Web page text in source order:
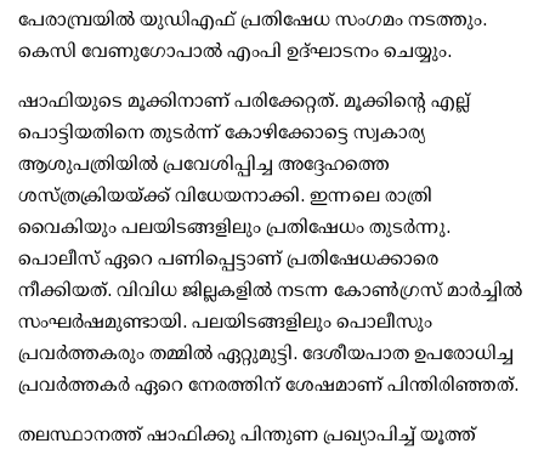
പേരാമ്പ്രയില്‍ യുഡിഎഫ് പ്രതിഷേധ സംഗമം നടത്തും.
കെസി വേണുഗോപാല്‍ എംപി ഉദ്ഘാടനം ചെയ്യും.
ഷാഫിയുടെ മൂക്കിനാണ് പരിക്കേറ്റത്. മൂക്കിന്റെ എല്ല്
പൊട്ടിയതിനെ തുടര്‍ന്ന് കോഴിക്കോട്ടെ സ്വകാര്യ
ആശുപത്രിയില്‍ പ്രവേശിപ്പിച്ച അദ്ദേഹത്തെ
ശസ്ത്രക്രിയയ്ക്ക് വിധേയനാക്കി. ഇന്നലെ രാത്രി
വൈകിയും പലയിടങ്ങളിലും പ്രതിഷേധം തുടര്‍ന്നു.
പൊലീസ് ഏറെ പണിപ്പെട്ടാണ് പ്രതിഷേധക്കാരെ
നീക്കിയത്. വിവിധ ജില്ലകളില്‍ നടന്ന കോണ്‍ഗ്രസ് മാര്‍ച്ചില്‍
സംഘര്‍ഷമുണ്ടായി. പലയിടങ്ങളിലും പൊലീസും
പ്രവര്‍ത്തകരും തമ്മില്‍ ഏറ്റുമുട്ടി. ദേശീയപാത ഉപരോധിച്ച
പ്രവര്‍ത്തകര്‍ ഏറെ നേരത്തിന് ശേഷമാണ് പിന്തിരിഞ്ഞത്.
തലസ്ഥാനത്ത് ഷാഫിക്കു പിന്തുണ പ്രഖ്യാപിച്ച് യൂത്ത്